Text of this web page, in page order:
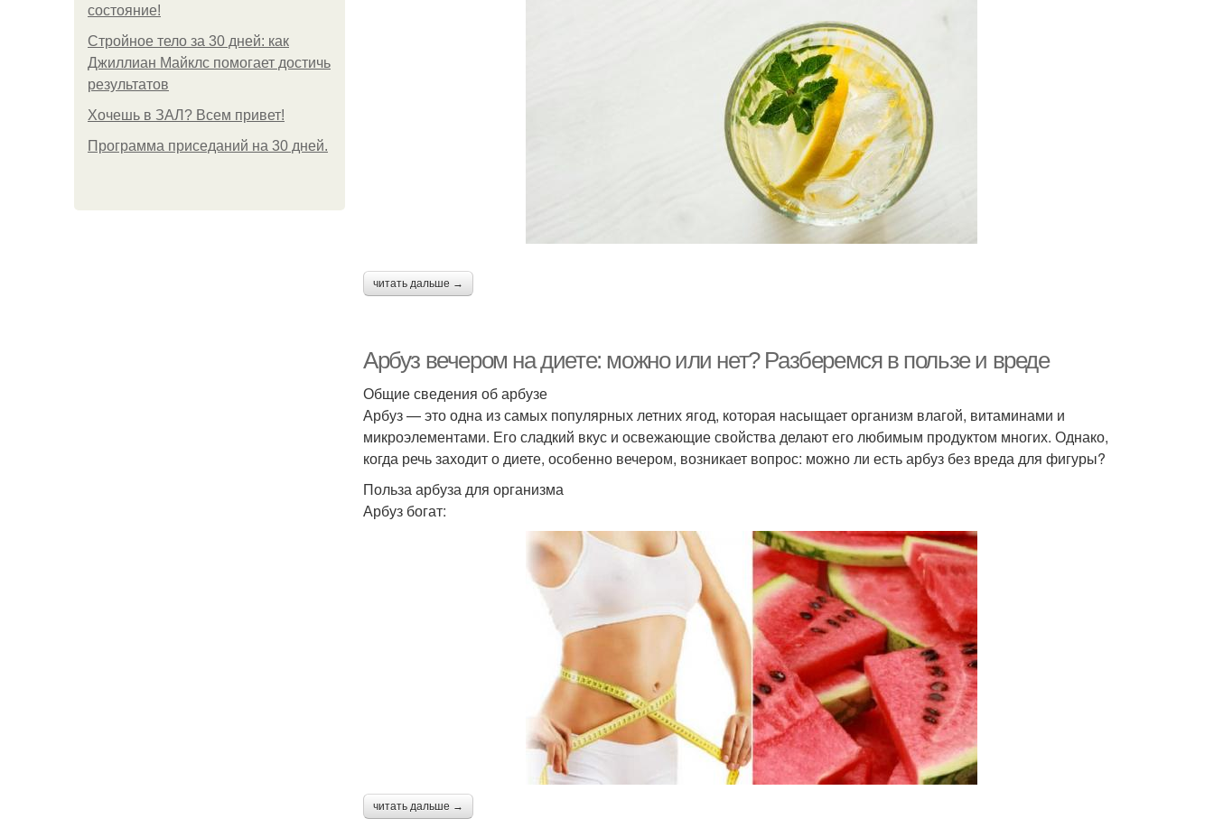
состояние!
Стройное тело за 30 дней: как
Джиллиан Майклс помогает достичь
результатов
Хочешь в ЗАЛ? Всем привет!
Программа приседаний на 30 дней.
читать дальше →
Арбуз вечером на диете: можно или нет? Разберемся в пользе и вреде
Общие сведения об арбузе
Арбуз — это одна из самых популярных летних ягод, которая насыщает организм влагой, витаминами и
микроэлементами. Его сладкий вкус и освежающие свойства делают его любимым продуктом многих. Однако,
когда речь заходит о диете, особенно вечером, возникает вопрос: можно ли есть арбуз без вреда для фигуры?
Польза арбуза для организма
Арбуз богат:
читать дальше →